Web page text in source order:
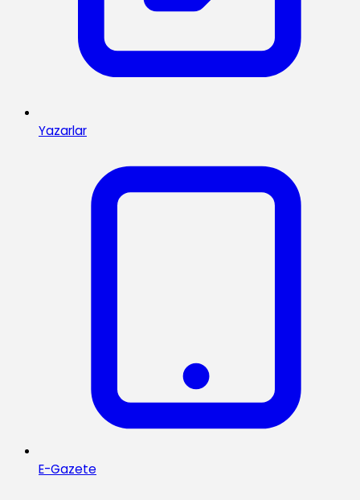
Yazarlar
E-Gazete